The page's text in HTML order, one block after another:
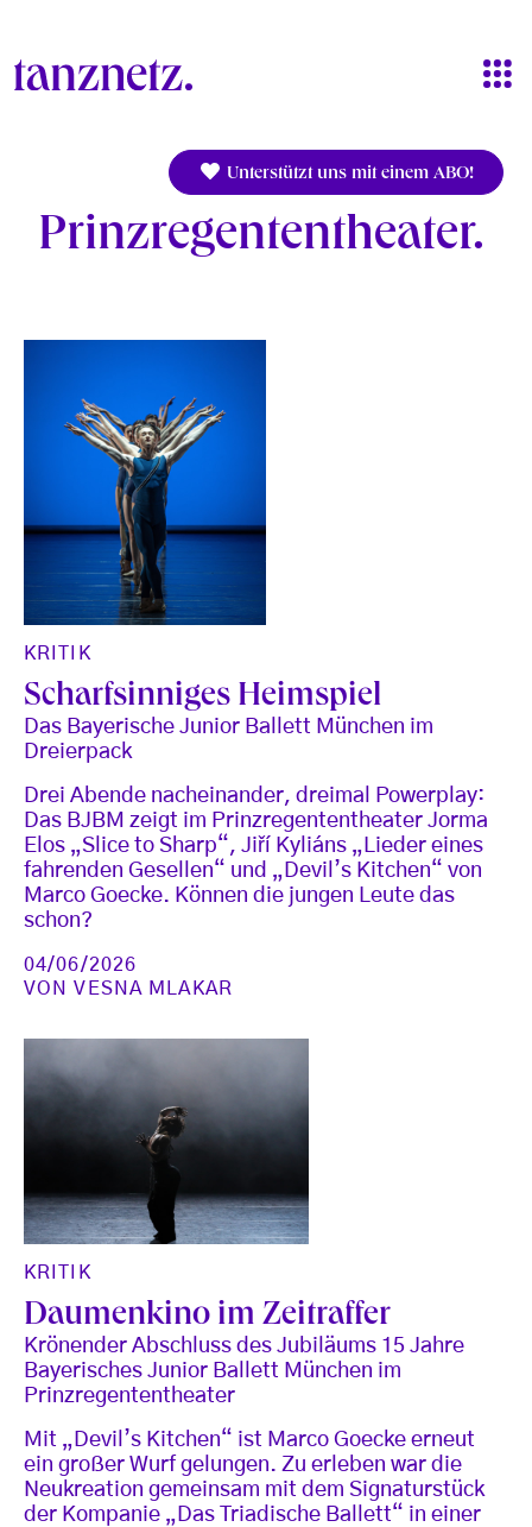
Unterstützt uns mit einem ABO!
Prinzregententheater
KRITIK
Scharfsinniges Heimspiel
Das Bayerische Junior Ballett München im
Dreierpack
Drei Abende nacheinander, dreimal Powerplay:
Das BJBM zeigt im Prinzregententheater Jorma
Elos „Slice to Sharp“, Jiří Kyliáns „Lieder eines
fahrenden Gesellen“ und „Devil’s Kitchen“ von
Marco Goecke. Können die jungen Leute das
schon?
04/06/2026
VONVESNA MLAKAR
KRITIK
Daumenkino im Zeitraffer
Krönender Abschluss des Jubiläums 15 Jahre
Bayerisches Junior Ballett München im
Prinzregententheater
Mit „Devil’s Kitchen“ ist Marco Goecke erneut
ein großer Wurf gelungen. Zu erleben war die
Neukreation gemeinsam mit dem Signaturstück
der Kompanie „Das Triadische Ballett“ in einer